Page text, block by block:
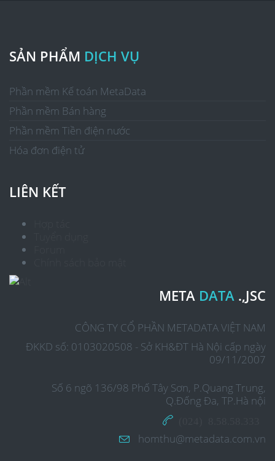
SẢN PHẨM DỊCH VỤ
Phần mềm Kế toán MetaData
Phần mềm Bán hàng
Phần mềm Tiền điện nước
Hóa đơn điện tử
LIÊN KẾT
META DATA .,JSC
CÔNG TY CỔ PHẦN METADATA VIỆT NAM
ĐKKD số: 0103020508 - Sở KH&ĐT Hà Nội cấp ngày
09/11/2007
Số 6 ngõ 136/98 Phố Tây Sơn, P.Quang Trung,
Q.Đống Đa, TP.Hà nội
homthu@metadata.com.vn